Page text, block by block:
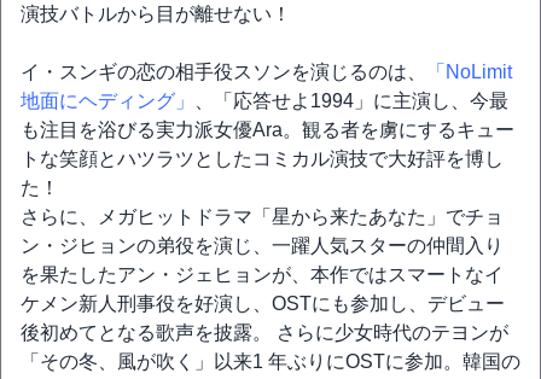
演技バトルから目が離せない！
イ・スンギの恋の相手役スソンを演じるのは、
「NoLimit
地面にヘディング」
、「応答せよ1994」に主演し、今最
も注目を浴びる実力派女優Ara。観る者を虜にするキュー
トな笑顔とハツラツとしたコミカル演技で大好評を博し
た！
さらに、メガヒットドラマ「星から来たあなた」でチョ
ン・ジヒョンの弟役を演じ、一躍人気スターの仲間入り
を果たしたアン・ジェヒョンが、本作ではスマートなイ
ケメン新人刑事役を好演し、OSTにも参加し、デビュー
後初めてとなる歌声を披露。 さらに少女時代のテヨンが
「その冬、風が吹く」以来1 年ぶりにOSTに参加。韓国の